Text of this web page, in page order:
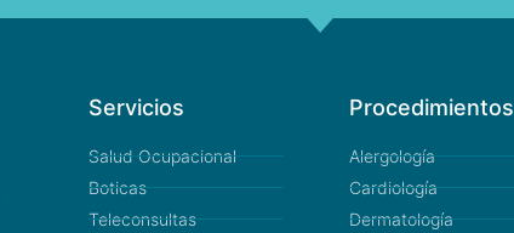
Servicios
Salud Ocupacional
Boticas
Teleconsultas
Procedimientos
Alergología
Cardiología
Dermatología